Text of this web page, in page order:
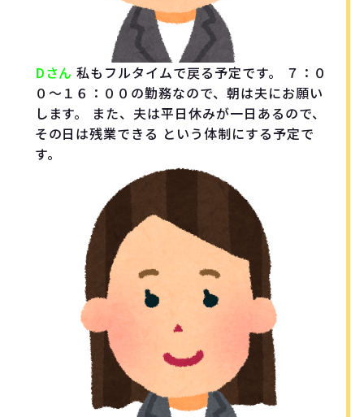
Dさん 私もフルタイムで戻る予定です。 ７：０
０～１６：００の勤務なので、朝は夫にお願い
します。 また、夫は平日休みが一日あるので、
その日は残業できる という体制にする予定で
す。